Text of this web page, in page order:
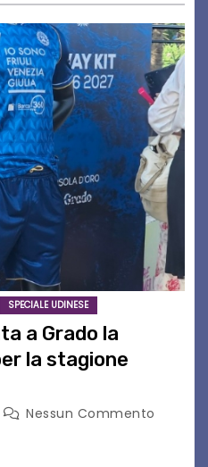
SPECIALE UDINESE
a Grado la
la stagione
Nessun Commento